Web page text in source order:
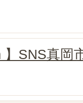
】SNS真岡